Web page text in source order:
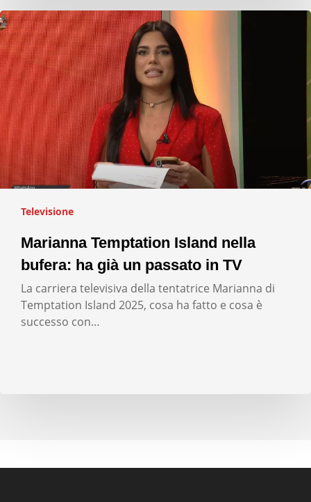
Televisione
Marianna Temptation Island nella
bufera: ha già un passato in TV
La carriera televisiva della tentatrice Marianna di
Temptation Island 2025, cosa ha fatto e cosa è
successo con…